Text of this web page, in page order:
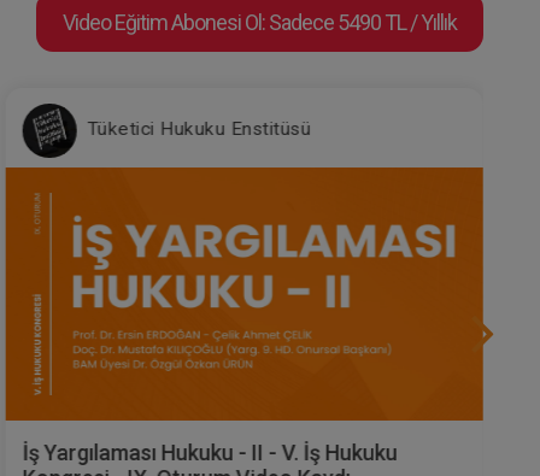
Video Eğitim Abonesi Ol: Sadece 5490 TL / Yıllık
Tüketici Hukuku Enstitüsü
İş Yargılaması Hukuku - II - V. İş Hukuku